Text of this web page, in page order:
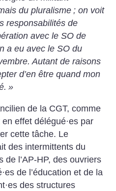
du pluralisme ; on voit
responsabilités de
avec le SO de
a eu avec le SO du
Autant de raisons
d’en être quand mon
»
de la CGT, comme
effet délégué·es par
cette tâche. Le
des intermittents du
de l’AP-HP, des ouvriers
·es de l’éducation et de la
·es des structures